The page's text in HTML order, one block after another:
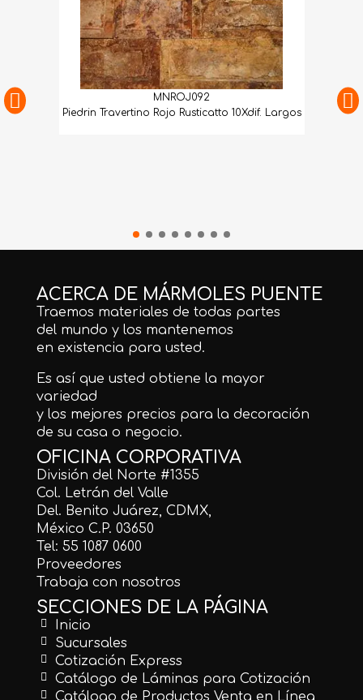
MNROJ092
Piedrin Travertino Rojo Rusticatto 10Xdif. Largos
ACERCA DE MÁRMOLES PUENTE
Traemos materiales de todas partes
del mundo y los mantenemos
en existencia para usted.
Es así que usted obtiene la mayor
variedad
y los mejores precios para la decoración
de su casa o negocio.
OFICINA CORPORATIVA
División del Norte #1355
Col. Letrán del Valle
Del. Benito Juárez, CDMX,
México C.P. 03650
Tel: 55 1087 0600
Proveedores
Trabaja con nosotros
SECCIONES DE LA PÁGINA
Inicio
Sucursales
Cotización Express
Catálogo de Láminas para Cotización
Catálogo de Productos Venta en Línea